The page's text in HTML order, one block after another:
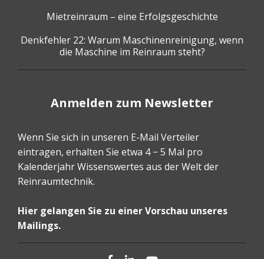
Mietreinraum – eine Erfolgsgeschichte
Denkfehler 22: Warum Maschinenreinigung, wenn
die Maschine im Reinraum steht?
Anmelden zum Newsletter
Wenn Sie sich in unseren E-Mail Verteiler
eintragen, erhalten Sie etwa 4 − 5 Mal pro
Kalenderjahr Wissenswertes aus der Welt der
Reinraumtechnik.
Hier gelangen Sie zu einer Vorschau unseres
Mailings.